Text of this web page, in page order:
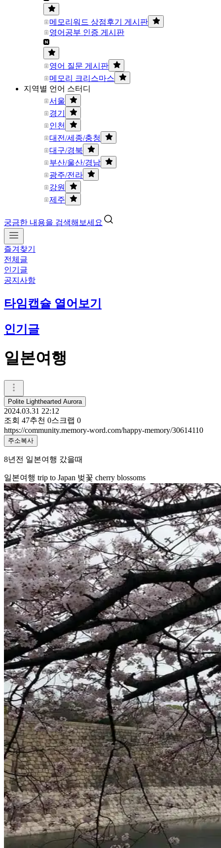
메모리워드 상점후기 게시판
영어공부 인증 게시판
영어 질문 게시판
메모리 크리스마스
지역별 언어 스터디
서울
경기
인천
대전/세종/충청
대구/경북
부산/울산/경남
광주/전라
강원
제주
궁금한 내용을 검색해보세요
즐겨찾기
전체글
인기글
공지사항
타임캡슐 열어보기
인기글
일본여행
Polite Lighthearted Aurora
2024.03.31 22:12
조회 47추천 0스크랩 0
https://community.memory-word.com/happy-memory/30614110
주소복사
8년전 일본여행 갔을때
일본여행 trip to Japan 벚꽃 cherry blossoms